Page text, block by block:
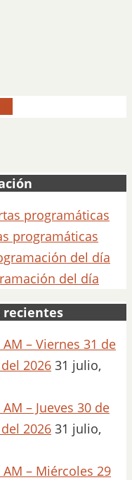
programáticas
del día
recientes
AM – Viernes 31 de
2026 31 julio,
AM – Jueves 30 de
2026 31 julio,
AM – Miércoles 29